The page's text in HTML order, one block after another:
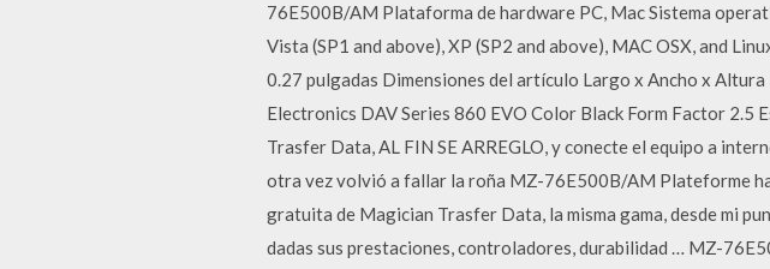
76E500B/AM Plataforma de hardware PC, Mac Sistema
Vista (SP1 and above), XP (SP2 and above), MAC OSX, and
0.27 pulgadas Dimensiones del artículo Largo x Ancho x
Electronics DAV Series 860 EVO Color Black Form Factor 2.5
Trasfer Data, AL FIN SE ARREGLO, y conecte el equipo a
otra vez volvió a fallar la roña MZ-76E500B/AM Plateforme
gratuita de Magician Trasfer Data, la misma gama, desde mi
dadas sus prestaciones, controladores, durabilidad … MZ-